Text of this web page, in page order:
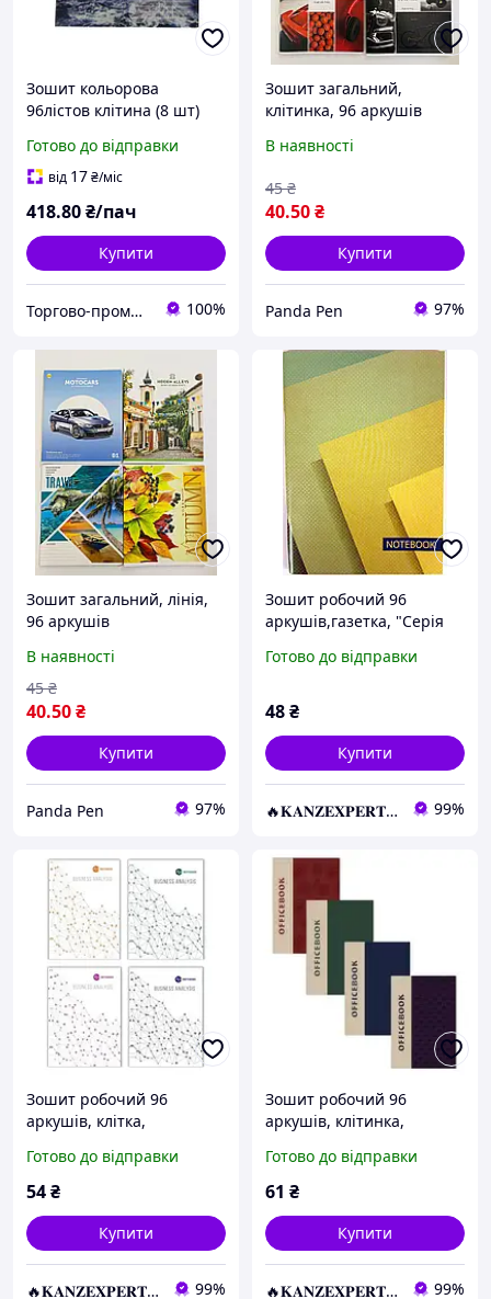
Зошит кольорова
96лістов клітина (8 шт)
Готово до відправки
від 17₴/міс
418.80₴/пач
Купити
Торгово-промислова компанія: Зав Маг Пром 100%
Зошит загальний,
клітинка, 96 аркушів
В наявності
40.50₴
45 ₴
Купити
Panda Pen 97%
Зошит загальний, лінія,
96 аркушів
В наявності
40.50₴
45 ₴
Купити
Panda Pen 97%
Зошит робочий 96
аркушів,газетка, "Серія
обкладинка м'яка
Готово до відправки
48₴
Купити
🔥𝐊𝐀𝐍𝐙𝐄𝐗𝐏𝐄𝐑𝐓.com.ua🔥 99%
Зошит робочий 96
аркушів, клітка,
ЗТП-040-МВ KNZ
Готово до відправки
54₴
Купити
🔥𝐊𝐀𝐍𝐙𝐄𝐗𝐏𝐄𝐑𝐓.com.ua🔥 99%
Зошит робочий 96
аркушів, клітинка,
KNZ
Готово до відправки
61 ₴
Купити
🔥𝐊𝐀𝐍𝐙𝐄𝐗𝐏𝐄𝐑𝐓.com.ua🔥 99%